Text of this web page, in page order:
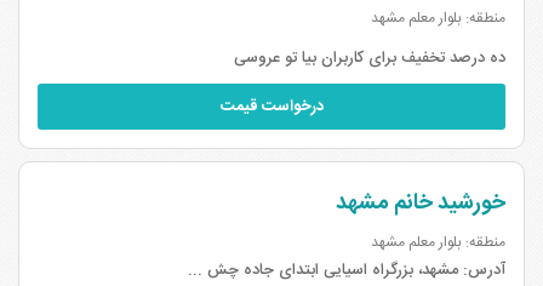
منطقه: بلوار معلم مشهد
ده درصد تخفیف برای کاربران بیا تو عروسی
درخواست قیمت
خورشید خانم مشهد
منطقه: بلوار معلم مشهد
آدرس:مشهد، بزرگراه اسیایی ابتدای جاده چش ...